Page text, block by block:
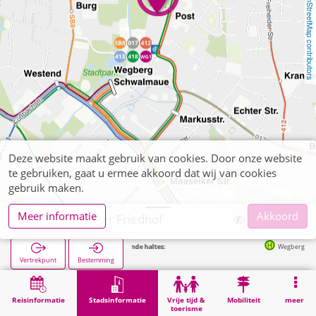
OpenStreetMap contributors
Reisinformatie Stadsinformatie
Vrije tijd &
toerisme
Mobiliteit meer
Wegberg, Alter Friedhof
Vertrekpunt Bestemming
Volgende haltes: Wegberg Post in 81m
Stadsinformatie Begraafplaatsen Wegberg, Alter Friedhof
Deze website maakt gebruik van cookies. Door onze website
te gebruiken, gaat u ermee akkoord dat wij van cookies
gebruik maken.
Meer informatie
Akkoord